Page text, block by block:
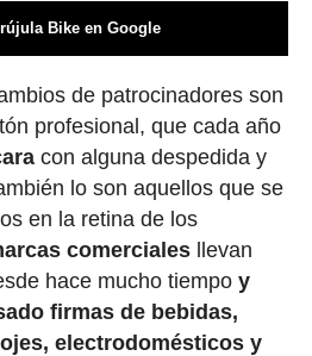
Bike en Google
de patrocinadores son
profesional, que cada año
con alguna despedida y
lo son aquellos que se
en la retina de los
comercialesllevan
hace mucho tiempo y
firmas de bebidas,
electrodomésticos y